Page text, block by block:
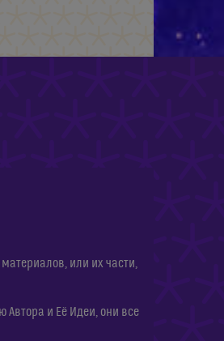
или их части,
Автора и Её Идеи, они все